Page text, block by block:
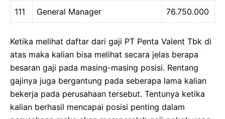
111 General Manager 76.750.000
Ketika melihat daftar dari gaji PT Penta Valent Tbk di
atas maka kalian bisa melihat secara jelas berapa
besaran gaji pada masing-masing posisi. Rentang
gajinya juga bergantung pada seberapa lama kalian
bekerja pada perusahaan tersebut. Tentunya ketika
kalian berhasil mencapai posisi penting dalam